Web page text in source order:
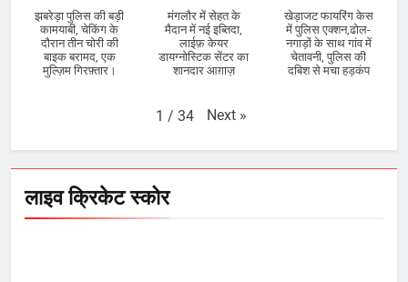
झबरेड़ा पुलिस की बड़ी
कामयाबी, चेकिंग के
दौरान तीन चोरी की
बाइक बरामद, एक
मुल्ज़िम गिरफ़्तार।
मंगलौर में सेहत के
मैदान में नई इब्तिदा,
लाईफ़ केयर
डायग्नोस्टिक सेंटर का
शानदार आग़ाज़
खेड़ाजट फायरिंग केस
में पुलिस एक्शन,ढोल-
नगाड़ों के साथ गांव में
चेतावनी, पुलिस की
दबिश से मचा हड़कंप
1 / 34 Next »
लाइव क्रिकेट स्कोर